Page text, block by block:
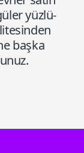
yüzlü-
başka